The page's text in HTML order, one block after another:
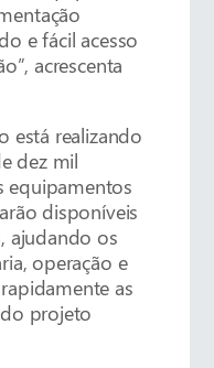
e fácil acesso
acrescenta
está realizando
dez mil
equipamentos
disponíveis
ajudando os
operação e
as
projeto